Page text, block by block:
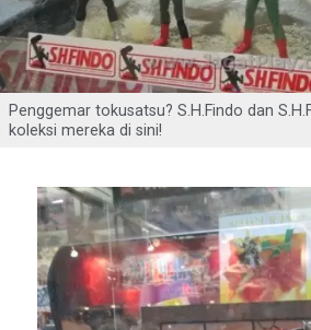
Penggemar tokusatsu? S.H.Findo dan
koleksi mereka di sini!